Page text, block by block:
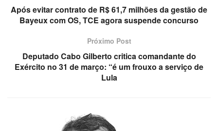
Após evitar contrato de R$ 61,7 milhões da gestão de
Bayeux com OS, TCE agora suspende concurso
Próximo Post
Deputado Cabo Gilberto critica comandante do
Exército no 31 de março: “é um frouxo a serviço de
Lula